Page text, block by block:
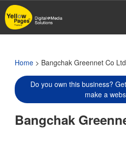
Skip
to
main
Home > Bangchak Greennet Co Ltd
Do you own this business?
make a
Bangchak